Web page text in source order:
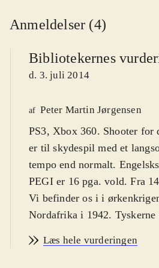
Anmeldelser (4)
Bibliotekernes
d. 3. juli 2014
af Peter Martin Jørgensen
PS3, Xbox 360. Shooter for
er til skydespil med et
tempo end normalt.
PEGI er 16 pga. vold. Fra
Vi befinder os i i
Nordafrika i 1942. Tyskerne
fåmælte snigskytte Karl
Læs hele vurderingen